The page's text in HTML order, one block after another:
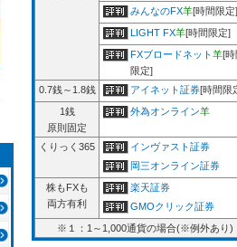
みんなのFX羊[時間限定]
LIGHT FX羊[時間限定]
FXブロードネット羊[時
限定]
0.7銭～1.8銭
アイネット証券[時間限
1銭
原則固定
外為オンライン羊
くりっく365
インヴァスト証券
岡三オンライン証券
株もFXも
両方有利
楽天証券
GMOクリック証券
※１：1～1,000通貨の場合(※例外あり)